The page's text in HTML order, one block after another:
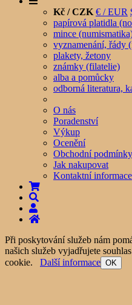
Kč / CZK € / EUR
papírová platidla
mince
vyznamenání, řády
plakety, žetony
známky (filatelie)
alba a pomůcky
odborná literatura,
O nás
Poradenství
Výkup
Ocenění
Obchodní podmínky
Jak nakupovat
Kontaktní informace
Při poskytování služeb nám
našich služeb vyjadřujete
cookie. Další informace